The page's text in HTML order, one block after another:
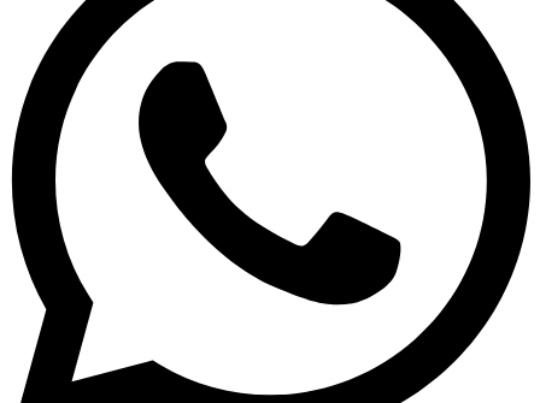
иммунный»,
капсулы,
шт